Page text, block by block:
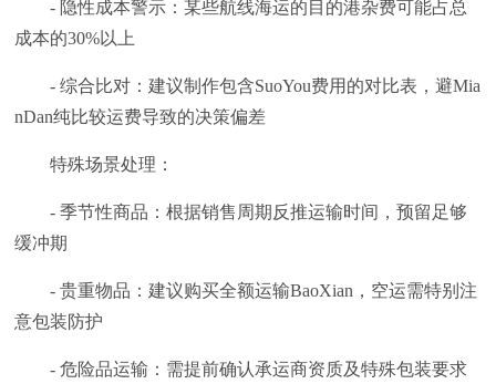
- 隐性成本警示：某些航线海运的目的港杂费可能占总
成本的30%以上
- 综合比对：建议制作包含SuoYou费用的对比表，避Mia
nDan纯比较运费导致的决策偏差
特殊场景处理：
- 季节性商品：根据销售周期反推运输时间，预留足够
缓冲期
- 贵重物品：建议购买全额运输BaoXian，空运需特别注
意包装防护
- 危险品运输：需提前确认承运商资质及特殊包装要求